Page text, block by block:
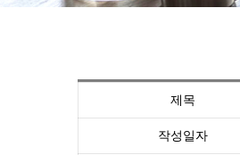
제목
작성일자